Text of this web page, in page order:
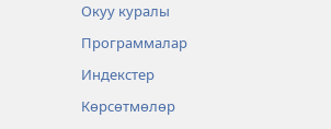
Окуу куралы
Программалар
Индекстер
Көрсөтмөлөр